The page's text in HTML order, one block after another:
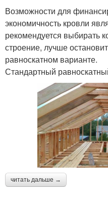
Возможности для
экономичность кровли
рекомендуется выбирать
строение, лучше
равноскатном варианте.
Стандартный
читать дальше →